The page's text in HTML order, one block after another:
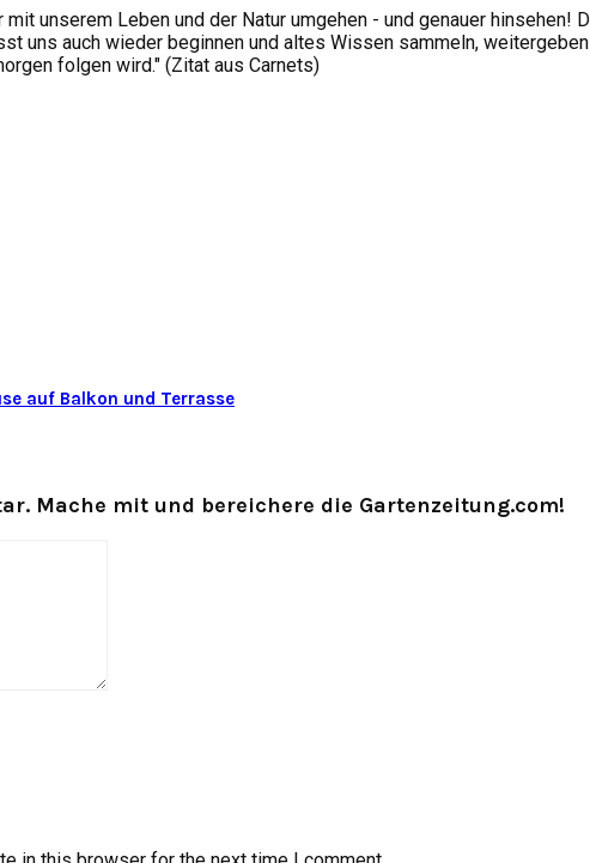
unserem Leben und der Natur umgehen - und genauer
uns auch wieder beginnen und altes Wissen sammeln,
folgen wird." (Zitat aus Carnets)
auf Balkon und Terrasse
Mache mit und bereichere die Gartenzeitung.com!